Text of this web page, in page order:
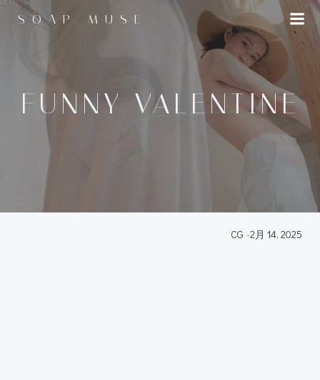
コ
へ
ス
SOAP MUSE
FUNNY VALENTINE
CG -2月 14, 2025